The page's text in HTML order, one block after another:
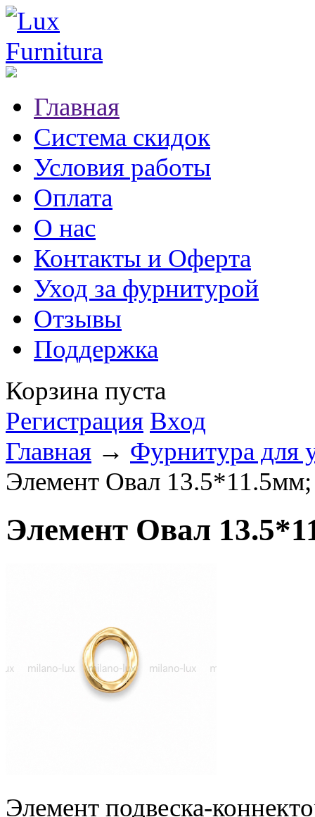
Главная
Система скидок
Условия работы
Оплата
О нас
Контакты и Оферта
Уход за фурнитурой
Отзывы
Поддержка
Корзина пуста
Регистрация Вход
Главная → Фурнитура для
Элемент Овал 13.5*11.5мм;
Элемент Овал
Элемент подвеска-